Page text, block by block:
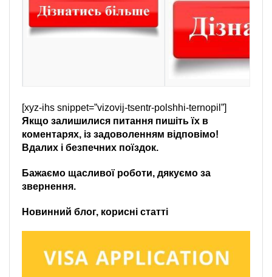
[xyz-ihs snippet=”vizovij-tsentr-polshhi-ternopil”]
Якщо залишилися питання пишіть їх в
коментарях, із задоволенням відповімо!
Вдалих і безпечних поїздок.
Бажаємо щасливої роботи, дякуємо за
звернення.
Новинний блог, корисні статті